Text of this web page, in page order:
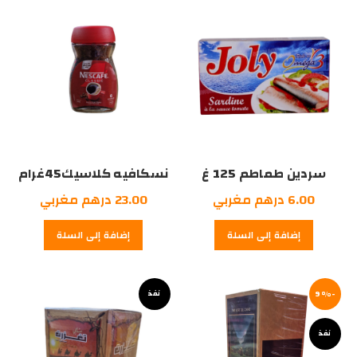
سردين طماطم 125 غ
6.00 درهم مغربي
إضافة إلى السلة
نسكافيه كلاسيك45غرام
23.00 درهم مغربي
إضافة إلى السلة
-9%
نفذ
نفذ